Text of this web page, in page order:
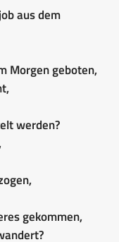
aus dem
Morgen geboten,
werden?
gekommen,